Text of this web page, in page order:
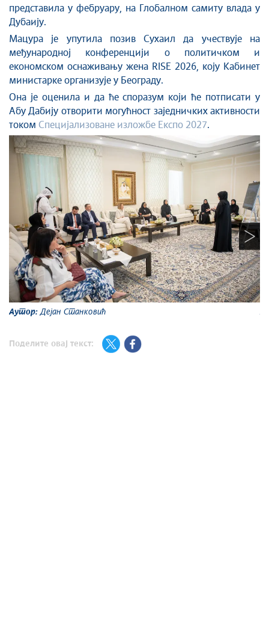
представила у фебруару
на Глобалном самиту влада у
Дубаију.
Мацура је упутила позивСухаил да учествује на
међународној конференцији о политичком и
економском оснаживању жена RISE 2026
коју Кабинет
министарке организује у Београду.
Она је оценила и даћеспоразум који ће потписати у
Абу Дабију отворити могућност заједничких активности
током Специјализоване изложбе Експо 2027.
Аутор:Дејан Станковић
Поделите овај текст: